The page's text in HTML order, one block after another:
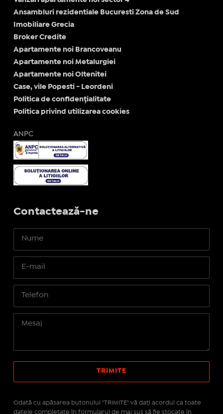
Ansambluri rezidentiale Bucuresti Zona de Sud
Imobiliare Grecia
Broker Credite
Apartamente noi Brancoveanu
Apartamente noi Metalurgiei
Apartamente noi Oltenitei
Case, vile Popesti - Leordeni
Politica de confidențialitate
Politica privind utilizarea cookies
ANPC
Contactează-ne
Odată cu apăsarea butonului "TRIMITE" vă daţi acordul ca toate
datele completate în formularul de mai sus să fie stocate în